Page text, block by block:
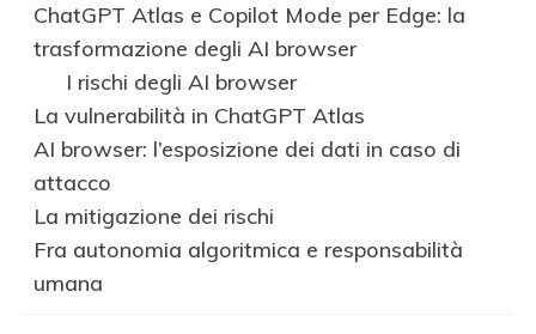
ChatGPT Atlas e Copilot Mode per Edge: la
trasformazione degli AI browser
I rischi degli AI browser
La vulnerabilità in ChatGPT Atlas
AI browser: l’esposizione dei dati in caso di
attacco
La mitigazione dei rischi
Fra autonomia algoritmica e responsabilità
umana